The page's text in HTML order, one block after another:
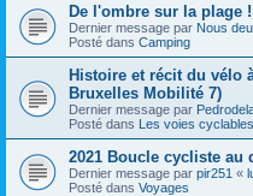
De l'ombre sur la plage
Dernier message par Nous
Posté dans Camping
Histoire et récit du vélo
Bruxelles Mobilité 7)
Dernier message par
Posté dans Les voies cyclables
2021 Boucle cycliste au
Dernier message par pir251 «
Posté dans Voyages